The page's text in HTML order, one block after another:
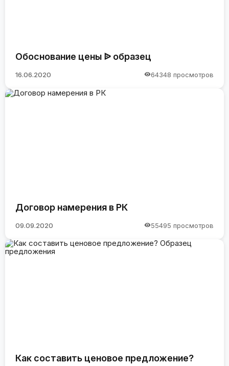
Обоснование цены ᐉ образец
16.06.2020 64348 просмотров
Договор намерения в РК
09.09.2020 55495 просмотров
Как составить ценовое предложение?